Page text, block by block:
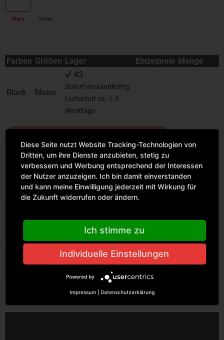
Black White
Farben Größen Lager Einzelpreis Menge
Black Meter
43
Sofort versandfertig,
Lieferzeit ca. 1-3
Werktage
Poli-Flex, Poli-Flex® Turbo 4901-1 / 4902-1 Material:
mehr
0
Bewertungen lesen, schreiben und diskutieren...
Diese Seite nutzt Website Tracking-Technologien von
Dritten, um ihre Dienste anzubieten, stetig zu
verbessern und Werbung entsprechend der Interessen
der Nutzer anzuzeigen. Ich bin damit einverstanden
und kann meine Einwilligung jederzeit mit Wirkung für
die Zukunft widerrufen oder ändern.
Ich stimme zu
Individuelle Einstellungen
Powered by
Impressum Datenschutzerklärung